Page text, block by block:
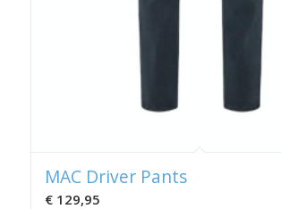
MAC Driver Pants
€129,95